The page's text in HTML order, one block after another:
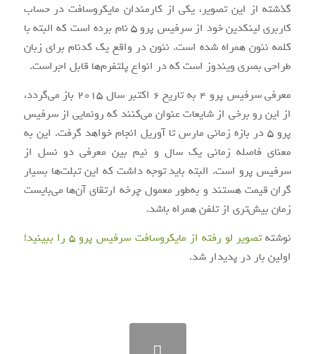
گذشته از این تصویر، یکی از کارمندان مایکروسافت در حساب
کاربری لینکدین خود از سرفیس پرو 5 نام برده است که البته با
کلمه نئون همراه شده است. نئون در واقع یک کدنام برای زبان
طراحی بصری ویندوز است که در انواع پلتفرم‌ها قابل اجراست.
معرفی سرفیس پرو 4 به تاریخ 6 اکتبر سال 2015 باز می‌گردد،
از این رو برخی از شایعات عنوان می‌کنند که رونمایی از سرفیس
پرو 5 در بازه زمانی مارس تا آوریل انجام خواهد گرفت. این به
معنای فاصله زمانی یک سال و نیم بین معرفی دو نسل از
سرفیس پرو است. البته باید توجه داشت که این تبلت‌ها بسیار
گران قیمت هستند و به‌طور معمول چرخه ارتقای آن‌ها می‌بایست
زمان بیش‌تری از تلفن همراه باشد.
نوشتهتصویر لو رفته از مایکروسافت سرفیس پرو 5 را ببینید!
اولین بار در پدیدار شد.